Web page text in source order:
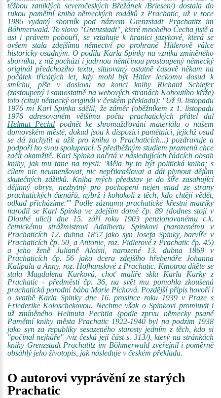
těžbou zaniklých severočeských Břežánek /Briesen/) dostala do
rukou pamětní kniha německých rodáků z Prachatic, už v roce
1986 vydaný sborník pod názvem Grenzstadt Prachatitz im
Böhmerwald. To slovo "Grenzstadt", které mnohého Čecha jistě a
asi i právem pobouří, se vztahuje k hranici jazykové, která se
ovšem stala zdejšímu němectví po prohrané Hitlerově válce
historicky osudným. O podílu Karla Spinky na vzniku zmíněného
sborníku, z níž pochází i jadrnou němčinou prostoupený německý
originál předchozího textu, situovaný ostatně časově někam na
počátek třicátých let, kdy mohl být Hitler leckomu dosud k
smíchu, píše v doslovu na konci knihy Richard Schiefer
(zastoupený i samostatně na webových stranách Kohoutího kříže)
toto (cituji německý originál v českém překladu): "Už 9. listopadu
1976 mi Karl Spinka sdělil, že záměr (oběžníkem z 1. listopadu
1976 adresovaném většímu počtu prachatických přátel dal
Helmut Pechtl podnět ke shromažďování materiálu o našem
domovském městě, dokud jsou k dispozici pamětníci, jejichž osud
se dá zachytit a užít pro knihu o Prachaticích...) pozdravuje a
podpoří ho svou spoluprací. S předběžným studiem pramenů chce
začít okamžitě. Karl Spinka načrtá v následujících řádcích obsah
knihy, jak mu tane na mysli: 'Měla by to být politická kniha; s
cílem nic neumenšovat, nic nepřikrašlovat a dát plynout dějům
skutečných zážitků. Kniha mých představ je do šíře zasahující
dějinný obrys, nezbytný pro pochopení nejen snad ze strany
prachatických čtenářů, nýbrž i kohokoli z těch, kdo chtějí vědět,
odkud přicházíme.'" Podle záznamu prachatické křestní matriky
narodil se Karl Spinka ve zdejším domě čp. 89 (dodnes stojí v
Dlouhé ulici) dne 15. září roku 1903 penzionovanému c.k.
četnickému strážmistrovi Adalbertu Spinkovi (narozenému v
Prachaticích 12. dubna 1857 jako syn Josefa Spinky, barvíře v
Prachaticích čp. 50, a Antonie, roz. Fidlerové z Prachatic čp. 45)
a jeho ženě Julianě Aloisii, narozené 13. dubna 1869 v
Prachaticích čp. 56 jako dcera zdejšího hřebenáře Johanna
Kalipala a Anny, roz. Hofhanslové z Prachatic. Kmotrou dítěte se
stala Magdalena Kurková, choť malíře skla Karla Kurky z
Prachatic - předměstí čp. 36, na svět mu pomohla zkoušená
prachatická porodní bába Marie Píchová. Pozdější přípis hovoří i
o svatbě Karla Spinky dne 16. prosince roku 1939 v Praze s
Friederike Koloschekovou. Nechme však o Spinkovi promluvit i
už zmíněného Helmuta Pechtla (podle zprvu německy psané
Pamětní knihy města Prachatic 1922-1940 byl na podzim 1938
jako syn za republiky sesazeného starosty jedním z těch, kdo si
"počínal nejhůře" /viz česká její část s. 313/), který na stránkách
knihy Grenzstadt Prachatitz im Böhmerwald zveřejnil i poměrně
obsáhlý jeho životopis, jak následuje v českém překladu.
O autorovi vyprávění ze starých
Prachatic